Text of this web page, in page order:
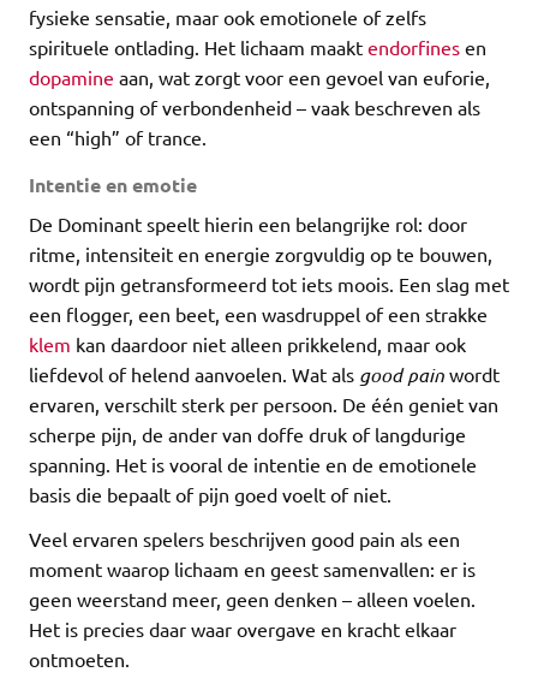
fysieke sensatie, maar ook emotionele of zelfs
spirituele ontlading. Het lichaam maakt endorfines en
dopamine aan, wat zorgt voor een gevoel van euforie,
ontspanning of verbondenheid – vaak beschreven als
een “high” of trance.
Intentie en emotie
De Dominant speelt hierin een belangrijke rol: door
ritme, intensiteit en energie zorgvuldig op te bouwen,
wordt pijn getransformeerd tot iets moois. Een slag met
een flogger, een beet, een wasdruppel of een strakke
klem kan daardoor niet alleen prikkelend, maar ook
liefdevol of helend aanvoelen. Wat als good pain wordt
ervaren, verschilt sterk per persoon. De één geniet van
scherpe pijn, de ander van doffe druk of langdurige
spanning. Het is vooral de intentie en de emotionele
basis die bepaalt of pijn goed voelt of niet.
Veel ervaren spelers beschrijven good pain als een
moment waarop lichaam en geest samenvallen: er is
geen weerstand meer, geen denken – alleen voelen.
Het is precies daar waar overgave en kracht elkaar
ontmoeten.